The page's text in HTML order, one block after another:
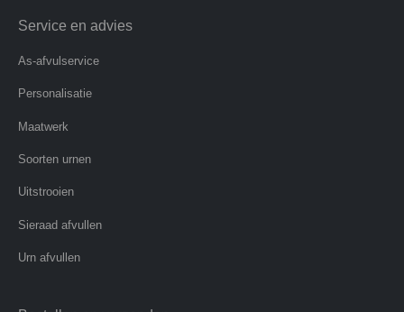
Service en advies
As-afvulservice
Personalisatie
Maatwerk
Soorten urnen
Uitstrooien
Sieraad afvullen
Urn afvullen